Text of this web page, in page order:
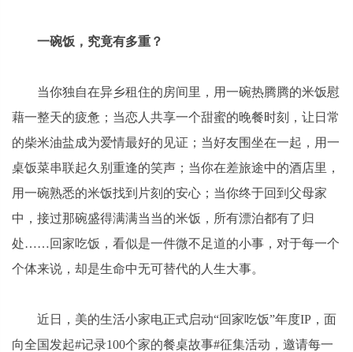
一碗饭，究竟有多重？
当你独自在异乡租住的房间里，用一碗热腾腾的米饭慰
藉一整天的疲惫；当恋人共享一个甜蜜的晚餐时刻，让日常
的柴米油盐成为爱情最好的见证；当好友围坐在一起，用一
桌饭菜串联起久别重逢的笑声；当你在差旅途中的酒店里，
用一碗熟悉的米饭找到片刻的安心；当你终于回到父母家
中，接过那碗盛得满满当当的米饭，所有漂泊都有了归
处……回家吃饭，看似是一件微不足道的小事，对于每一个
个体来说，却是生命中无可替代的人生大事。
近日，美的生活小家电正式启动“回家吃饭”年度IP，面
向全国发起#记录100个家的餐桌故事#征集活动，邀请每一